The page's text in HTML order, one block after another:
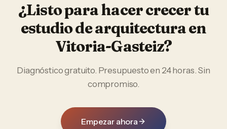
¿Listo para hacer crecer tu
estudio de arquitecturaen
Vitoria-Gasteiz?
Diagnóstico gratuito. Presupuesto en 24 horas. Sin
compromiso.
Empezar ahora